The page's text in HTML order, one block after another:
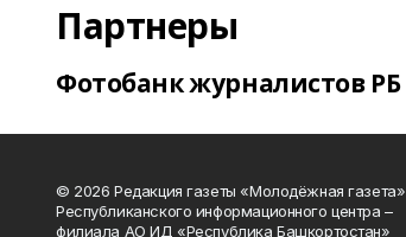
Партнеры
Фотобанк журналистов РБ
© 2026 Редакция газеты «Молодёжная газета»
Республиканского информационного центра –
филиала АО ИД «Республика Башкортостан»